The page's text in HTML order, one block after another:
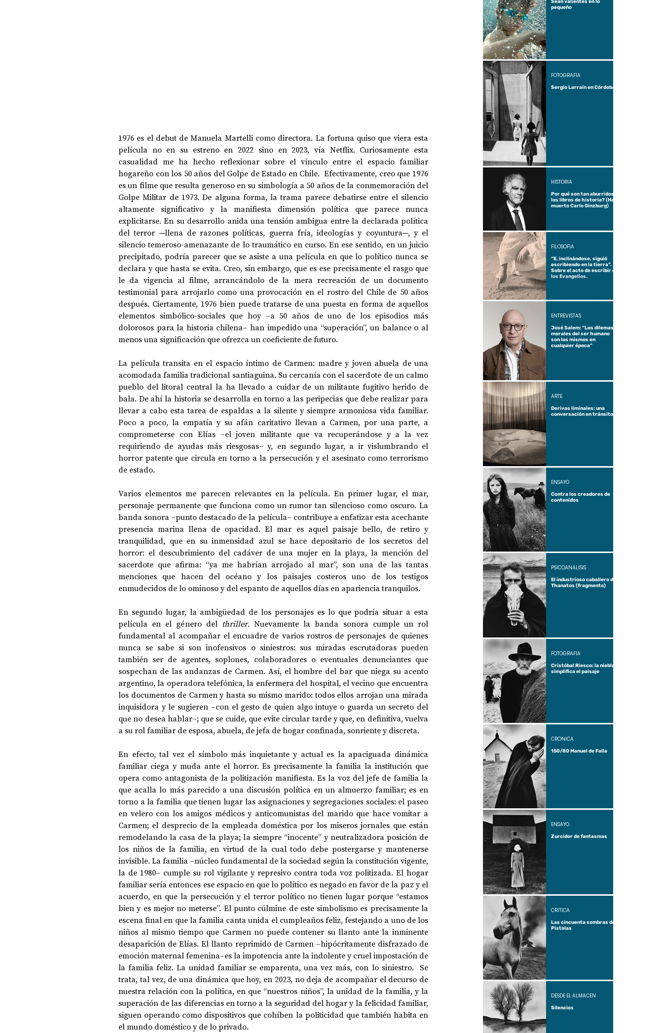
1976 es el debut de Manuela Martelli como directora. La fortuna quiso que viera esta
película no en su estreno en 2022 sino en 2023, vía Netflix. Curiosamente esta
casualidad me ha hecho reflexionar sobre el vínculo entre el espacio familiar
hogareño con los 50 años del Golpe de Estado en Chile.  Efectivamente, creo que 1976
es un filme que resulta generoso en su simbología a 50 años de la conmemoración del
Golpe Militar de 1973. De alguna forma, la trama parece debatirse entre el silencio
altamente significativo y la manifiesta dimensión política que parece nunca
explicitarse. En su desarrollo anida una tensión ambigua entre la declarada política
del terror ─llena de razones políticas, guerra fría, ideologías y coyuntura─, y el
silencio temeroso-amenazante de lo traumático en curso. En ese sentido, en un juicio
precipitado, podría parecer que se asiste a una película en que lo político nunca se
declara y que hasta se evita. Creo, sin embargo, que es ese precisamente el rasgo que
le da vigencia al filme, arrancándolo de la mera recreación de un documento
testimonial para arrojarlo como una provocación en el rostro del Chile de 50 años
después. Ciertamente, 1976 bien puede tratarse de una puesta en forma de aquellos
elementos simbólico-sociales que hoy ‒a 50 años de uno de los episodios más
dolorosos para la historia chilena‒ han impedido una “superación”, un balance o al
menos una significación que ofrezca un coeficiente de futuro.
La película transita en el espacio íntimo de Carmen: madre y joven abuela de una
acomodada familia tradicional santiaguina. Su cercanía con el sacerdote de un calmo
pueblo del litoral central la ha llevado a cuidar de un militante fugitivo herido de
bala. De ahí la historia se desarrolla en torno a las peripecias que debe realizar para
llevar a cabo esta tarea de espaldas a la silente y siempre armoniosa vida familiar.
Poco a poco, la empatía y su afán caritativo llevan a Carmen, por una parte, a
comprometerse con Elías ‒el joven militante que va recuperándose y a la vez
requiriendo de ayudas más riesgosas‒ y, en segundo lugar, a ir vislumbrando el
horror patente que circula en torno a la persecución y el asesinato como terrorismo
de estado.
Varios elementos me parecen relevantes en la película. En primer lugar, el mar,
personaje permanente que funciona como un rumor tan silencioso como oscuro. La
banda sonora ‒punto destacado de la película‒ contribuye a enfatizar esta acechante
presencia marina llena de opacidad. El mar es aquel paisaje bello, de retiro y
tranquilidad, que en su inmensidad azul se hace depositario de los secretos del
horror: el descubrimiento del cadáver de una mujer en la playa, la mención del
sacerdote que afirma: “ya me habrían arrojado al mar”, son una de las tantas
menciones que hacen del océano y los paisajes costeros uno de los testigos
enmudecidos de lo ominoso y del espanto de aquellos días en apariencia tranquilos.
En segundo lugar, la ambigüedad de los personajes es lo que podría situar a esta
película en el género del thriller. Nuevamente la banda sonora cumple un rol
fundamental al acompañar el encuadre de varios rostros de personajes de quienes
nunca se sabe si son inofensivos o siniestros: sus miradas escrutadoras pueden
también ser de agentes, soplones, colaboradores o eventuales denunciantes que
sospechan de las andanzas de Carmen. Así, el hombre del bar que niega su acento
argentino, la operadora telefónica, la enfermera del hospital, el vecino que encuentra
los documentos de Carmen y hasta su mismo marido: todos ellos arrojan una mirada
inquisidora y le sugieren ‒con el gesto de quien algo intuye o guarda un secreto del
que no desea hablar‒; que se cuide, que evite circular tarde y que, en definitiva, vuelva
a su rol familiar de esposa, abuela, de jefa de hogar confinada, sonriente y discreta.
En efecto, tal vez el símbolo más inquietante y actual es la apaciguada dinámica
familiar ciega y muda ante el horror. Es precisamente la familia la institución que
opera como antagonista de la politización manifiesta. Es la voz del jefe de familia la
que acalla lo más parecido a una discusión política en un almuerzo familiar; es en
torno a la familia que tienen lugar las asignaciones y segregaciones sociales: el paseo
en velero con los amigos médicos y anticomunistas del marido que hace vomitar a
Carmen; el desprecio de la empleada doméstica por los miseros jornales que están
remodelando la casa de la playa; la siempre “inocente” y neutralizadora posición de
los niños de la familia, en virtud de la cual todo debe postergarse y mantenerse
invisible. La familia ‒núcleo fundamental de la sociedad según la constitución vigente,
la de 1980‒ cumple su rol vigilante y represivo contra toda voz politizada. El hogar
familiar sería entonces ese espacio en que lo político es negado en favor de la paz y el
acuerdo, en que la persecución y el terror político no tienen lugar porque “estamos
bien y es mejor no meterse”. El punto cúlmine de este simbolismo es precisamente la
escena final en que la familia canta unida el cumpleaños feliz, festejando a uno de los
niños al mismo tiempo que Carmen no puede contener su llanto ante la inminente
desaparición de Elías. El llanto reprimido de Carmen ‒hipócritamente disfrazado de
emoción maternal femenina‒es la impotencia ante la indolente y cruel impostación de
la familia feliz. La unidad familiar se emparenta, una vez más, con lo siniestro.  Se
trata, tal vez, de una dinámica que hoy, en 2023, no deja de acompañar el decurso de
nuestra relación con la política, en que “nuestros niños”, la unidad de la familia, y la
superación de las diferencias en torno a la seguridad del hogar y la felicidad familiar,
siguen operando como dispositivos que cohíben la politicidad que también habita en
el mundo doméstico y de lo privado.
Sean valientes en lo
pequeño
Sergio Larraín en Córdoba
FOTOGRAFÍA
Por qué son tan aburridos
los libros de historia? (Ha
muerto Carlo Ginzburg)
HISTORIA
“E, inclinándose, siguió
escribiendo en la tierra”.
Sobre el acto de escribir en
los Evangelios.
FILOSOFÍA
José Salem: “Los dilemas
morales del ser humano
son los mismos en
cualquier época”
ENTREVISTAS
Derivas liminales: una
conversación en tránsito
ARTE
Contra los creadores de
contenidos
ENSAYO
El industrioso caballero de
Thanatos (fragmento)
PSICOANÁLISIS
Cristóbal Riesco: la niebla
simplifica el paisaje
FOTOGRAFÍA
150/80 Manuel de Falla
CRÓNICA
Zurcidor de fantasmas
ENSAYO
Las cincuenta sombras de
Pistolas
CRÍTICA
Silencios
DESDE EL ALMACÉN